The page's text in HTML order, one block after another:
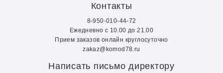
Контакты
8-950-010-44-72
Ежедневно с 10.00 до 21.00
Прием заказов онлайн круглосуточно
zakaz@komod78.ru
Написать письмо директору